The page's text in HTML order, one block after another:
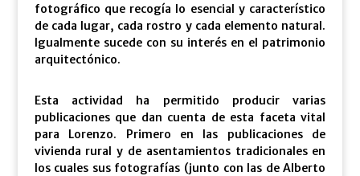
fotográfico que recogía lo esencial y característico
de cada lugar, cada rostro y cada elemento natural.
Igualmente sucede con su interés en el patrimonio
arquitectónico.
Esta actividad ha permitido producir varias
publicaciones que dan cuenta de esta faceta vital
para Lorenzo. Primero en las publicaciones de
vivienda rural y de asentamientos tradicionales en
los cuales sus fotografías (junto con las de Alberto